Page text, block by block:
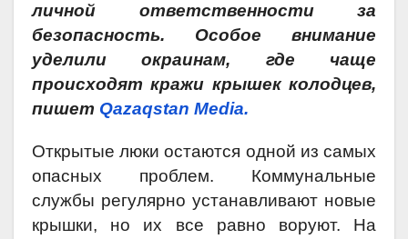
личной ответственности за
безопасность. Особое внимание
уделили окраинам, где чаще
происходят кражи крышек колодцев,
пишет Qazaqstan Media.
Открытые люки остаются одной из самых
опасных проблем. Коммунальные
службы регулярно устанавливают новые
крышки, но их все равно воруют. На